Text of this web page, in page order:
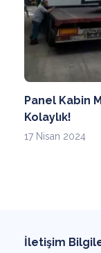
Panel Kabin
Kolaylık!
17 Nisan 2024
İletişim